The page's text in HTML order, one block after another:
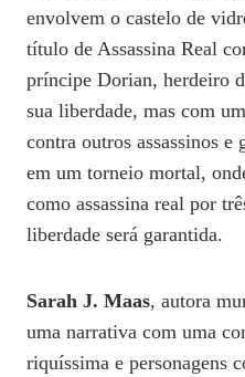
envolvem o castelo de
título de Assassina Real
príncipe Dorian, herdeiro
sua liberdade, mas com
contra outros assassinos
em um torneio mortal,
como assassina real por
liberdade será garantida.
Sarah J. Maas, autora
uma narrativa com uma
riquíssima e personagens